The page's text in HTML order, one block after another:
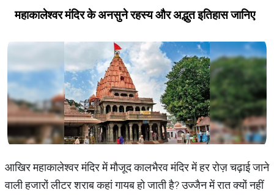
महाकालेश्वर मंदिर के अनसुने रहस्य और अद्भुत इतिहास जानिए
आखिर महाकालेश्वर मंदिर में मौजूद कालभैरव मंदिर में हर रोज़ चढ़ाई जाने
वाली हजारों लीटर शराब कहां गायब हो जाती है? उज्जैन में रात क्यों नहीं